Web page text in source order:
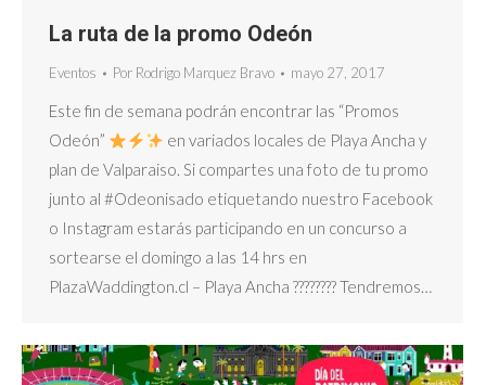
La ruta de la promo Odeón
Eventos Por Rodrigo Marquez Bravo mayo 27, 2017
Este fin de semana podrán encontrar las “Promos
Odeón”
en variados locales de Playa Ancha y
plan de Valparaiso. Si compartes una foto de tu promo
junto al #Odeonisado etiquetando nuestro Facebook
o Instagram estarás participando en un concurso a
sortearse el domingo a las 14 hrs en
PlazaWaddington.cl – Playa Ancha ???????? Tendremos…